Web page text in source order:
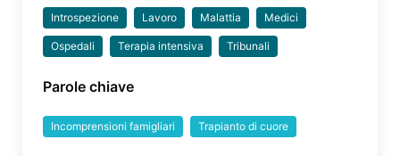
Introspezione Lavoro Malattia Medici
Ospedali Terapia intensiva Tribunali
Parole chiave
Incomprensioni famigliari Trapianto di cuore